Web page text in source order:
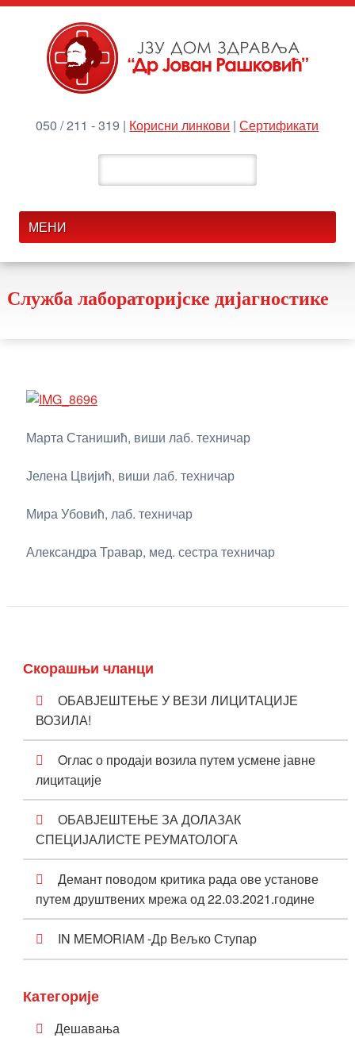
050 / 211 - 319 | Корисни линкови |Сертификати
Служба лабораторијске дијагностике
Марта Станишић, виши лаб. техничар
Јелена Цвијић, виши лаб. техничар
Мира Убовић, лаб. техничар
Александра Травар, мед. сестра техничар
Скорашњи чланци
ОБАВЈЕШТЕЊЕ У ВЕЗИ ЛИЦИТАЦИЈЕ
ВОЗИЛА!
Oглас о продаји возила путем усмене јавне
лицитације
ОБАВЈЕШТЕЊЕ ЗА ДОЛАЗАК
СПЕЦИЈАЛИСТЕ РЕУМАТОЛОГА
Демант поводом критика рада ове установе
путем друштвених мрежа од 22.03.2021.године
IN MEMORIAM -Др Вељко Ступар
Категорије
Дешавања